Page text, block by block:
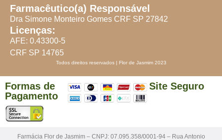
Farmacêutico(a) Responsável
Dra Simone Monteiro Gomes CRF SP 27842
Licenças:
AFE: 0.43300-5
CRF SP 14765
Todos direitos reservados | Flor de Jasmim 2023
Formas de
Pagamento
Site Seguro
Farmácia Flor de Jasmim – CNPJ: 07.095.358/0001-94 – Rua Antonio